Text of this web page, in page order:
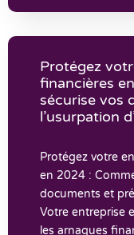
Protégez
financières
sécurise vos
l’usurpation
Protégez votre
en 2024 :
documents et
Votre entreprise
les arnaques